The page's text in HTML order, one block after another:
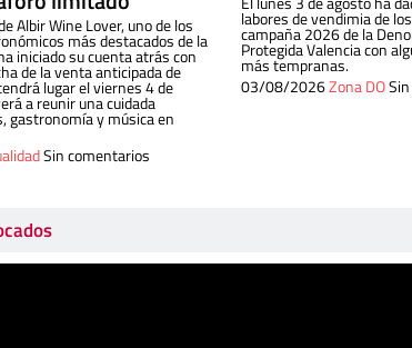
Albir Wine Lover, uno de los
más destacados de la
iniciado su cuenta atrás con
de la venta anticipada de
lugar el viernes 4 de
a reunir una cuidada
gastronomía y música en
Sin comentarios
labores de vendimia de
campaña 2026 de la
Protegida Valencia con
más tempranas.
03/08/2026Zona DO